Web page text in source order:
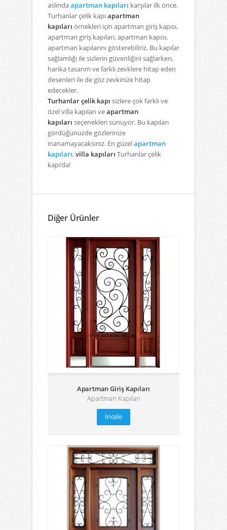
aslındaapartman kapıları karşılar ilk önce.
Turhanlar çelik kapıapartman
kapıları örnekleri için apartman giriş kapısı,
apartman giriş kapıları, apartman kapısı,
apartman kapılarını gösterebiliriz. Bu kapılar
sağlamlığı ile sizlerin güvenliğini sağlarken,
harika tasarım ve farklı zevklere hitap eden
desenleri ile de göz zevkinize hitap
edecekler.
Turhanlar çelik kapı sizlere çok farklı ve
özel villa kapıları veapartman
kapıları seçenekleri sunuyor. Bu kapıları
gördüğünüzde gözlerinize
inanamayacaksınız. En güzelapartman
kapıları,villa kapıları Turhanlar çelik
kapı’da!
Diğer Ürünler
Apartman Giriş Kapıları
Apartman Kapıları
İncele